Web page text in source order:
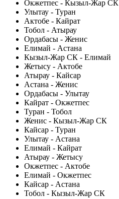
Окжетпес - Кызыл-Жар СК
Улытау - Туран
Актобе - Кайрат
Тобол - Атырау
Ордабасы - Женис
Елимай - Астана
Кызыл-Жар СК - Елимай
Жетысу - Актобе
Атырау - Кайсар
Астана - Женис
Ордабасы - Улытау
Кайрат - Окжетпес
Туран - Тобол
Женис - Кызыл-Жар СК
Кайсар - Туран
Улытау - Астана
Елимай - Кайрат
Атырау - Жетысу
Окжетпес - Актобе
Елимай - Окжетпес
Кайсар - Астана
Тобол - Кызыл-Жар СК